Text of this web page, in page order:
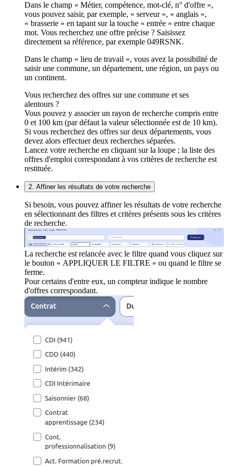
Dans le champ « Métier, compétence, mot-clé, n° d'offre »,
vous pouvez saisir, par exemple, « serveur », « anglais »,
« brasserie » en tapant sur la touche « entrée » entre chaque
mot. Vous recherchez une offre précise ? Saisissez
directement sa référence, par exemple 049RSNK.
Dans le champ « lieu de travail », vous avez la possibilité de
saisir une commune, un département, une région, un pays ou
un continent.
Vous recherchez des offres sur une commune et ses
alentours ?
Vous pouvez y associer un rayon de recherche compris entre
0 et 100 km (par défaut la valeur sélectionnée est de 10 km).
Si vous recherchez des offres sur deux départements, vous
devez alors effectuer deux recherches séparées.
Lancez votre recherche en cliquant sur la loupe ; la liste des
offres d'emploi correspondant à vos critères de recherche est
restituée.
2. Affiner les résultats de votre recherche
Si besoin, vous pouvez affiner les résultats de votre recherche
en sélectionnant des filtres et critères présents sous les critères
de recherche.
La recherche est relancée avec le filtre quand vous cliquez sur
le bouton « APPLIQUER LE FILTRE » ou quand le filtre se
ferme.
Pour certains d'entre eux, un compteur indique le nombre
d'offres correspondant.